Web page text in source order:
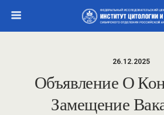
26.12.2025
Объявление О
Замещение